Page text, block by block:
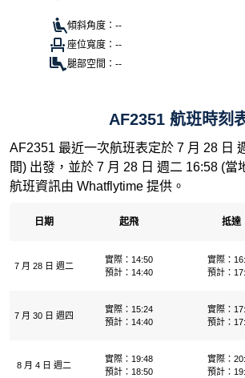
傾斜角度：--
座位寬度：--
腿部空間：--
AF2351 航班時刻
AF2351 最近一次航班表定於 7 月 28 日
間) 出發，並於 7 月 28 日 週二 16:58 (當
航班資訊由 Whatflytime 提供。
日期 起飛 抵達
7 月 28 日 週二
實際：14:50
預計：14:40
實際：
預計：
7 月 30 日 週四
實際：15:24
預計：14:40
實際：
預計：
8 月 4 日 週二
實際：19:48
預計：18:50
實際：
預計：